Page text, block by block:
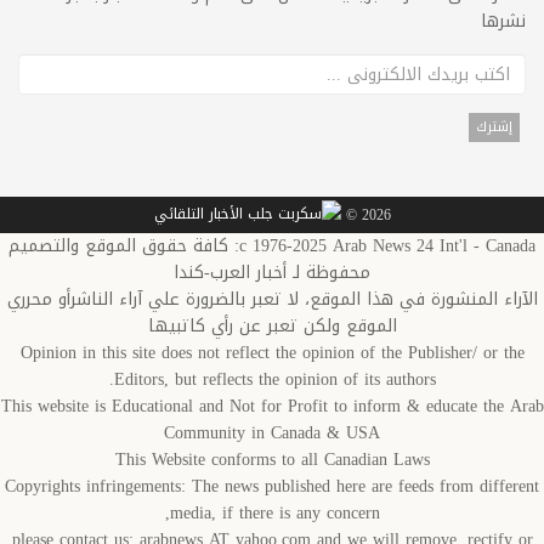
نشرها
2026 ©
c 1976-2025 Arab News 24 Int'l - Canada: كافة حقوق الموقع والتصميم
محفوظة لـ أخبار العرب-كندا
الآراء المنشورة في هذا الموقع، لا تعبر بالضرورة علي آراء الناشرأو محرري
الموقع ولكن تعبر عن رأي كاتبيها
Opinion in this site does not reflect the opinion of the Publisher/ or the
Editors, but reflects the opinion of its authors.
This website is Educational and Not for Profit to inform & educate the Arab
Community in Canada & USA
This Website conforms to all Canadian Laws
Copyrights infringements: The news published here are feeds from different
media, if there is any concern,